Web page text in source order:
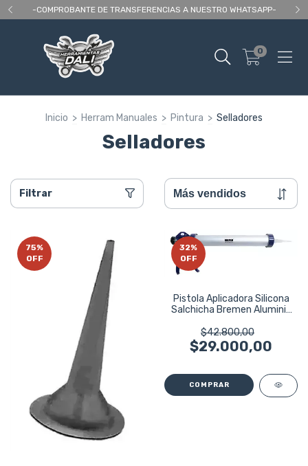
-COMPROBANTE DE TRANSFERENCIAS A NUESTRO WHATSAPP-
0
Inicio > Herram Manuales > Pintura > Selladores
Selladores
Filtrar
75%
OFF
32%
OFF
Pistola Aplicadora Silicona
Salchicha Bremen Aluminio
$42.800,00
$29.000,00